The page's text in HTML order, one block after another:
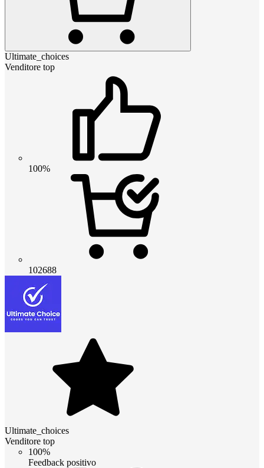
Ultimate_choices
Venditore top
100%
102688
Ultimate_choices
Venditore top
100%
Feedback positivo